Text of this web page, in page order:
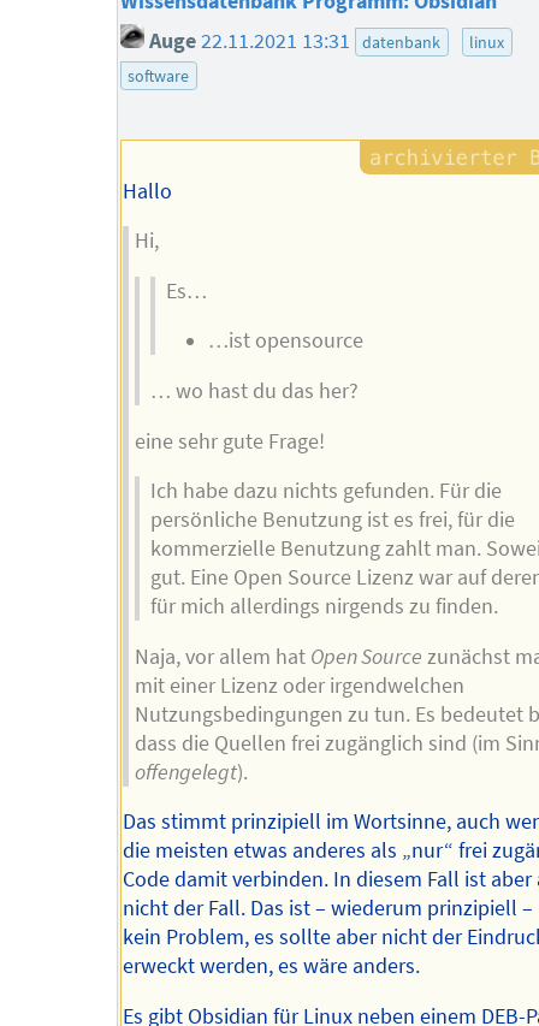
Auge 22.11.2021 13:31 datenbank
linux
software
Hallo
Hi,
Es…
…ist opensource
… wo hast du das her?
eine sehr gute Frage!
Ich habe dazu nichts gefunden. Für die
persönliche Benutzung ist es frei, für die
kommerzielle Benutzung zahlt man.
gut. Eine Open Source Lizenz war auf
für mich allerdings nirgends zu finden.
Naja, vor allem hat Open Source zunächst
mit einer Lizenz oder irgendwelchen
Nutzungsbedingungen zu tun. Es bedeutet
dass die Quellen frei zugänglich sind (im
offengelegt).
Das stimmt prinzipiell im Wortsinne, auch
die meisten etwas anderes als „nur“ frei
Code damit verbinden. In diesem Fall ist aber
nicht der Fall. Das ist – wiederum prinzipiell –
kein Problem, es sollte aber nicht der
erweckt werden, es wäre anders.
Es gibt Obsidian für Linux neben einem DEB-